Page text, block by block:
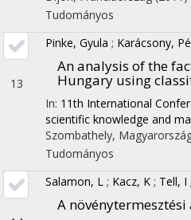
Tudományos
13
Pinke, Gyula ; Karácsony,
An analysis of the
Hungary using
In: 11th International
scientific knowledge and
Szombathely,
Tudományos
Salamon, L ; Kacz, K ; Tell, I
A